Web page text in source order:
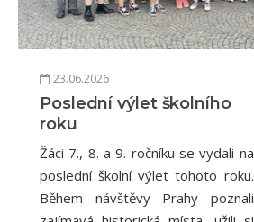
23.06.2026
Poslední výlet školního
roku
Žáci 7., 8. a 9. ročníku se vydali na
poslední školní výlet tohoto roku.
Během návštěvy Prahy poznali